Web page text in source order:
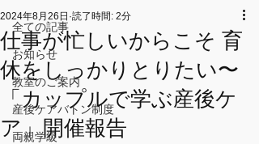
全ての記事
お知らせ
教室のご案内
産後ケアバトン制度
両親学級
仕事が忙しいからこそ 育
休をしっかりとりたい〜
「カップルで学ぶ産後ケ
ア」開催報告
2024年8月26日 読了時間: 2分